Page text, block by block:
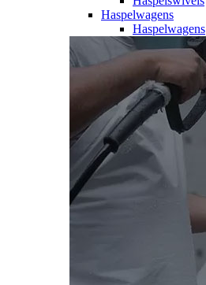
Haspelwagens
Haspelwagens